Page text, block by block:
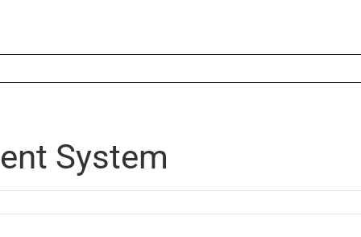
System